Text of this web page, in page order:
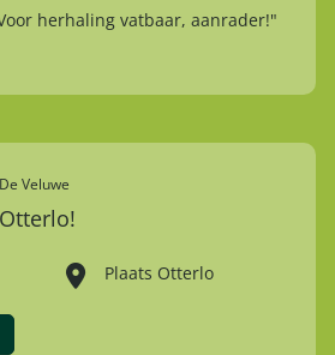
herhaling vatbaar, aanrader!"
Veluwe
Plaats Otterlo